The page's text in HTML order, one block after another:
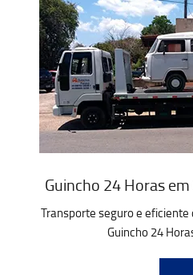
Guincho 24 Horas
Transporte seguro e eficiente
Guincho 24